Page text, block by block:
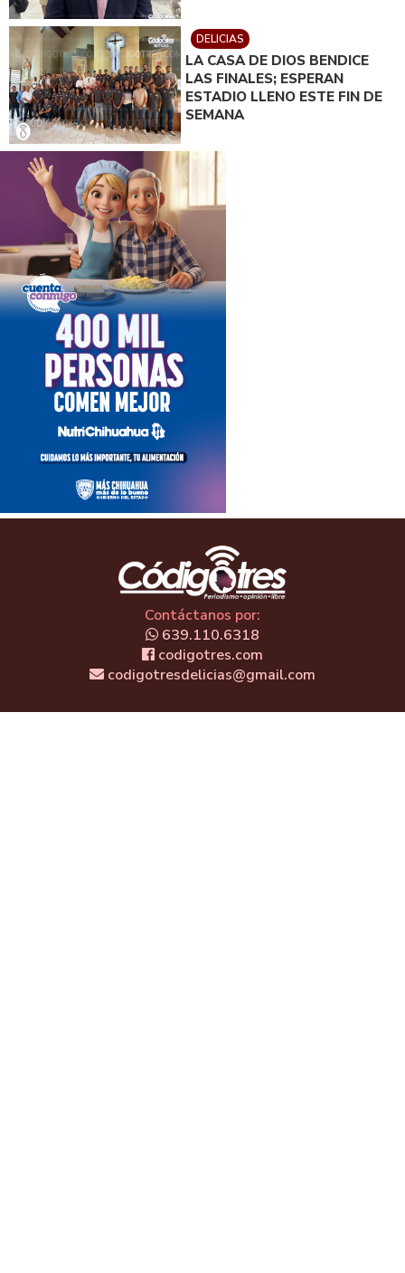
DELICIAS
LA CASA DE DIOS BENDICE
LAS FINALES; ESPERAN
ESTADIO LLENO ESTE FIN DE
SEMANA
Contáctanos por:
639.110.6318
codigotres.com
codigotresdelicias@gmail.com